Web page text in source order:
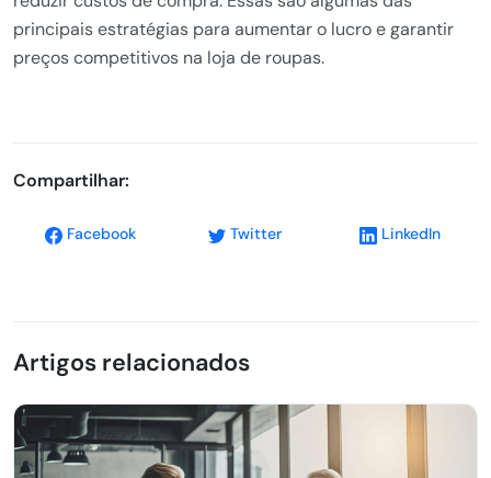
principais estratégias para aumentar o lucro e garantir
preços competitivos na loja de roupas.
Compartilhar:
Facebook Twitter LinkedIn
Artigos relacionados